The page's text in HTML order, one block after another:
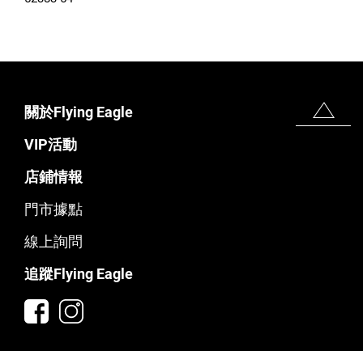
關於Flying Eagle
VIP活動
店鋪情報
門市據點
線上詢問
追蹤Flying Eagle